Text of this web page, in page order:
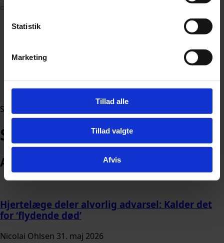
Statistik
Marketing
Tillad alle
Tillad valgte
Afvis
Nyheder
Livsstil
Økonomi
Sektion
Sodavand
Arkiv
Hjertelæge deler alvorlig advarsel: Kalder det
for ‘flydende død’
Nicolai Ohlsen 31. maj 2026